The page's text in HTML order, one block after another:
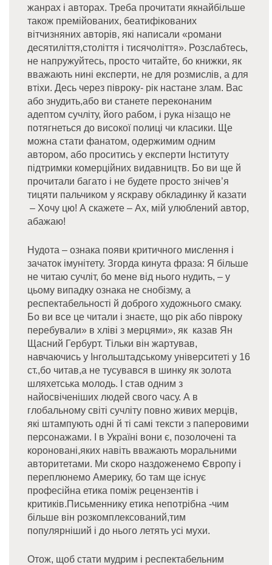
жанрах і авторах. Треба прочитати якнайбільше
також премійованих, беатифікованих
вітчизняних авторів, які написали «романи
десятиліття,століття і тисячоліття». Розслабтесь,
не напружуйтесь, просто читайте, бо книжки, як
вважають нині експерти, не для розмислів, а для
втіхи. Десь через півроку- рік настане злам. Вас
або знудить,або ви станете переконаним
адептом сучліту, його рабом, і рука нізащо не
потягнеться до високої полиці чи класики. Ще
можна стати фанатом, одержимим одним
автором, або проситись у експерти Інституту
підтримки комерційних видавництв. Бо ви ще й
прочитали багато і не будете просто знічев’я
тицяти пальчиком у яскраву обкладинку й казати
– Хочу цю! А скажете – Ах, мій улюблений автор,
абажаю!
Нудота – ознака появи критичного мислення і
зачаток імунітету. Згорда кинута фраза: Я більше
не читаю сучліт, бо мене від нього нудить, – у
цьому випадку ознака не снобізму, а
респектабельності й доброго художнього смаку.
Бо ви все це читали і знаєте, що рік або півроку
перебували» в хліві з мерцями», як казав Ян
Щасний Гербурт. Тільки він жартував,
навчаючись у Інгольштадському університеті у 16
ст.,бо читав,а не тусувався в шинку як золота
шляхетська молодь. І став одним з
найосвіченіших людей свого часу. А в
глобальному світі сучліту повно живих мерців,
які штампують одні й ті самі тексти з паперовими
персонажами. І в Україні вони є, позолочені та
короновані,яких навіть вважають моральними
авторитетами. Ми скоро наздоженемо Європу і
переплюнемо Америку, бо там ще існує
професійна етика поміж рецензентів і
критиків.Письменнику етика непотрібна -чим
більше він розкомплексований,тим
популярніший і до нього летять усі мухи.
Отож, щоб стати мудрим і респектабельним